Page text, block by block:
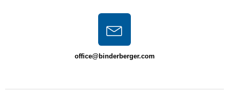
office@binderberger.com